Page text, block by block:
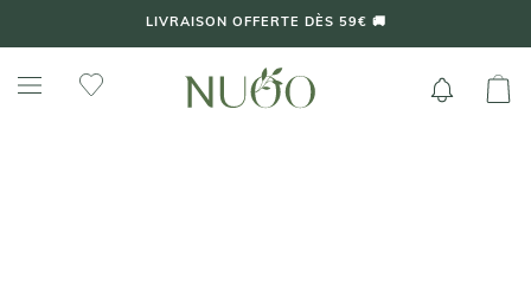
LIVRAISON OFFERTE DÈS 59€ 🚚